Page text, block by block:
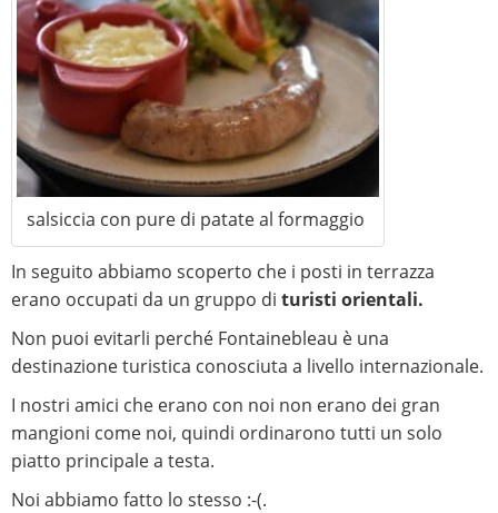
salsiccia con pure di patate al formaggio
In seguito abbiamo scoperto che i posti in terrazza
erano occupati da un gruppo di turisti orientali.
Non puoi evitarli perché Fontainebleau è una
destinazione turistica conosciuta a livello internazionale.
I nostri amici che erano con noi non erano dei gran
mangioni come noi, quindi ordinarono tutti un solo
piatto principale a testa.
Noi abbiamo fatto lo stesso :-(.